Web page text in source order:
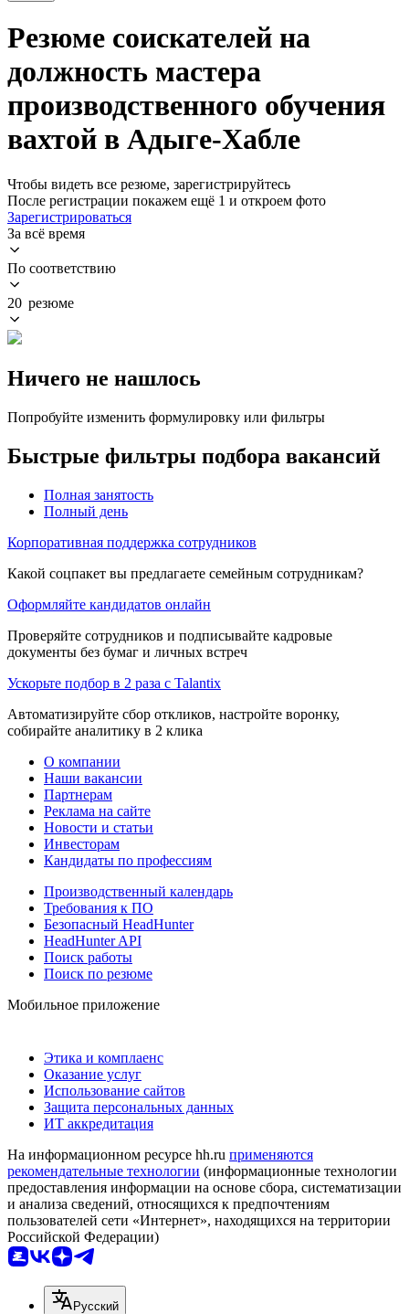
Резюме соискателей на
должность мастера
производственного обучения
вахтой в Адыге-Хабле
Чтобы видеть все резюме, зарегистрируйтесь
После регистрации покажем ещё 1 и откроем фото
Зарегистрироваться
За всё время
По соответствию
20 резюме
Ничего не нашлось
Попробуйте изменить формулировку или фильтры
Быстрые фильтры подбора вакансий
Полная занятость
Полный день
Корпоративная поддержка сотрудников
Какой соцпакет вы предлагаете семейным сотрудникам?
Оформляйте кандидатов онлайн
Проверяйте сотрудников и подписывайте кадровые
документы без бумаг и личных встреч
Ускорьте подбор в 2 раза с Talantix
Автоматизируйте сбор откликов, настройте воронку,
собирайте аналитику в 2 клика
О компании
Наши вакансии
Партнерам
Реклама на сайте
Новости и статьи
Инвесторам
Кандидаты по профессиям
Производственный календарь
Требования к ПО
Безопасный HeadHunter
HeadHunter API
Поиск работы
Поиск по резюме
Мобильное приложение
Этика и комплаенс
Оказание услуг
Использование сайтов
Защита персональных данных
ИТ аккредитация
На информационном ресурсе hh.ru применяются
рекомендательные технологии (информационные технологии
предоставления информации на основе сбора, систематизации
и анализа сведений, относящихся к предпочтениям
пользователей сети «Интернет», находящихся на территории
Российской Федерации)
Русский